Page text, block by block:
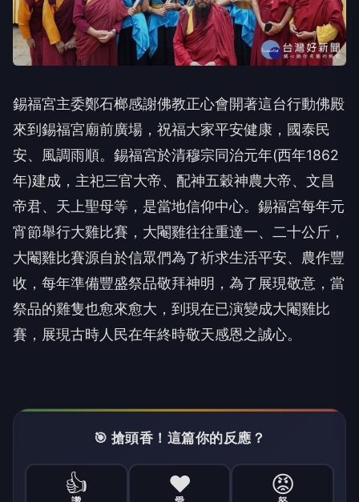
錫福宮主委鄭石榔感謝佛教正心會開著這台行動佛殿
來到錫福宮廟前廣場，祝福大家平安健康，國泰民
安、風調雨順。錫福宮於清穆宗同治元年(西年1862
年)建成，主祀三官大帝、配神五穀神農大帝、文昌
帝君、天上聖母等，是當地信仰中心。錫福宮每年元
宵節舉行大雞比賽，大閹雞往往重達一、二十公斤，
大閹雞比賽源自於信眾們為了祈求生活平安、農作豐
收，每年準備豐盛祭品敬拜神明，為了展現敬意，當
祭品的雞隻也愈來愈大，到現在已演變成大閹雞比
賽，展現古時人民在年終時敬天感恩之誠心。
🎯 搶頭香！這篇你的反應？
👍 ❤️ 😡